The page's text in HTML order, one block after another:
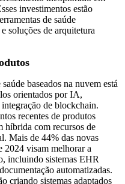
investimentos estão
de saúde
soluções de arquitetura
baseados na nuvem está
orientados por IA,
de blockchain.
recentes de produtos
híbrida com recursos de
Mais de 44% das novas
2024 visam melhorar a
incluindo sistemas EHR
automatizadas.
criando sistemas adaptados